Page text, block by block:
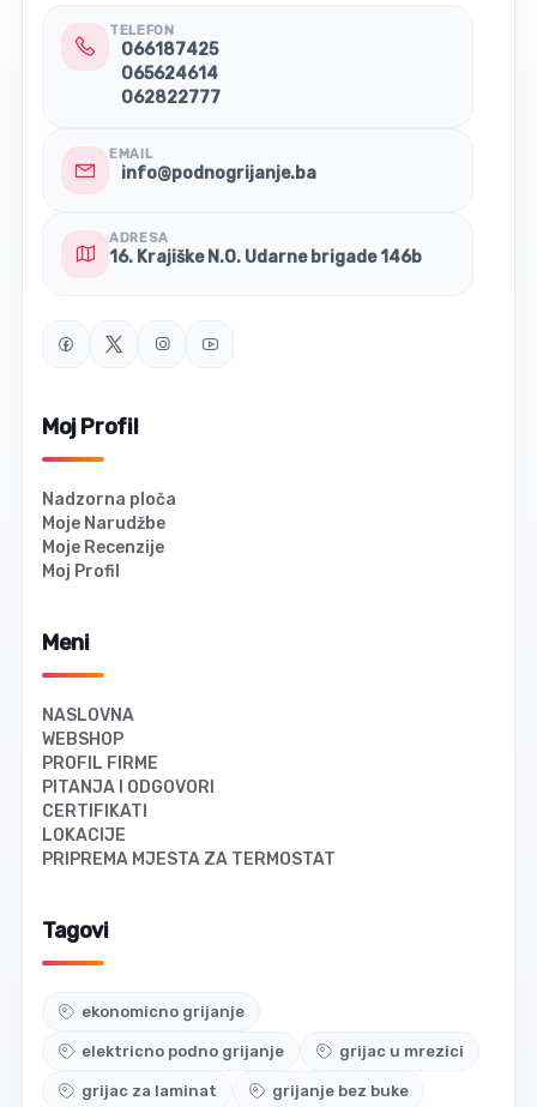
TELEFON
066187425
065624614
062822777
EMAIL
info@podnogrijanje.ba
ADRESA
16. Krajiške N.O. Udarne brigade 146b
Moj Profil
Nadzorna ploča
Moje Narudžbe
Moje Recenzije
Moj Profil
Meni
NASLOVNA
WEBSHOP
PROFIL FIRME
PITANJA I ODGOVORI
CERTIFIKATI
LOKACIJE
PRIPREMA MJESTA ZA TERMOSTAT
Tagovi
ekonomicno grijanje
elektricno podno grijanje grijac u mrezici
grijac za laminat grijanje bez buke